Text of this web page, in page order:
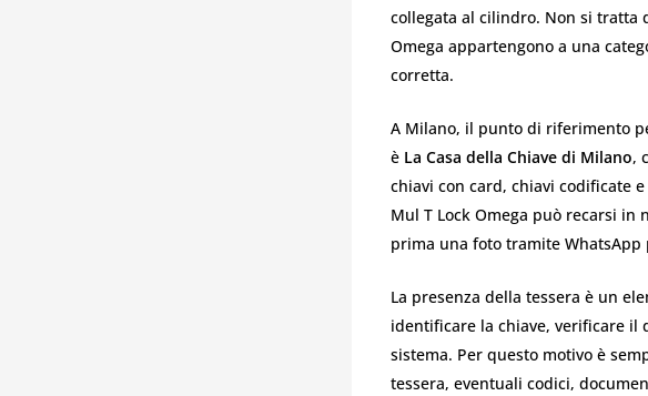
collegata al cilindro. Non si tratta
Omega appartengono a una
corretta.
A Milano, il punto di riferimento
è La Casa della Chiave di Milano,
chiavi con card, chiavi codificate
Mul T Lock Omega può recarsi in
prima una foto tramite
La presenza della tessera è un
identificare la chiave, verificare il
sistema. Per questo motivo è
tessera, eventuali codici,